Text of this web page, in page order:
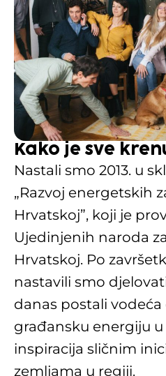
Kako je sve
Nastali smo 2013. u
„Razvoj energetskih
Hrvatskoj”, koji je
Ujedinjenih naroda
Hrvatskoj. Po
nastavili smo
danas postali vodeća
građansku energiju u
inspiracija sličnim
zemljama u regiji.